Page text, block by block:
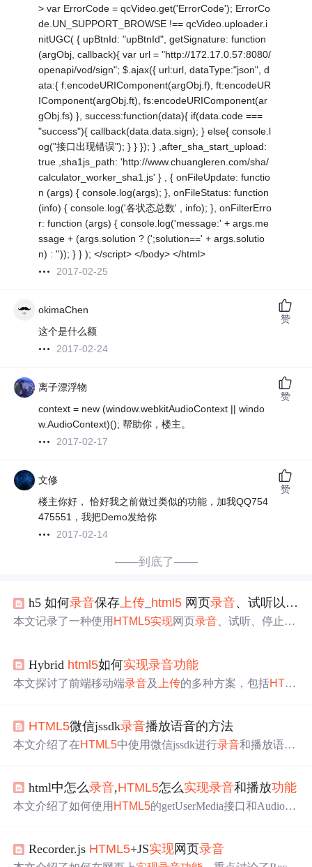
> var ErrorCode = qcVideo.get('ErrorCode'); ErrorCo
de.UN_SUPPORT_BROWSE !== qcVideo.uploader.i
nitUGC( { upBtnId: "upBtnId", getSignature: function
(argObj, callback){ var url = "http://172.17.0.57:8080/
openapi/vod/sign"; $.ajax({ url:url, dataType:"json", d
ata:{ f:encodeURIComponent(argObj.f), ft:encodeUR
IComponent(argObj.ft), fs:encodeURIComponent(ar
gObj.fs) }, success:function(data){ if(data.code ===
"success"){ callback(data.data.sign); } else{ console.l
og("接口出现错误"); } } }); } ,after_sha_start_upload:
true ,sha1js_path: 'http://www.chuangleren.com/sha/
calculator_worker_sha1.js' } , { onFileUpdate: functio
n (args) { console.log(args); }, onFileStatus: function
(info) { console.log('各状态总数' , info); }, onFilterErro
r: function (args) { console.log('message:' + args.me
ssage + (args.solution ? (';solution==' + args.solutio
n) : '')); } } ); </script> </body> </html>
2017-02-25
okimaChen
这个是什么额
2017-02-24
赞
离子漂浮物
context = new (window.webkitAudioContext || windo
w.AudioContext)(); 帮助你，楼主。
2017-02-17
赞
文修
楼主你好， 恰好我之前做过类似的功能，加我QQ754
475551，我把Demo发给你
2017-02-14
赞
——到底了——
h5 如何录音保存上传 html5 网页录音、试听以及
本文记录了一种使用 HTML5实现网页录音 、试听、停止及
服务器的方法。适合需要在网页中集成
参考。
Hybrid html5如何实现录音功能
本文探讨了前端移动端录音及 上传的多种方案，包括HTM
制，推荐使用混合应用开发框架。
HTML5微信jssdk录音播放语音的方法
本文介绍了在HTML5中使用微信jssdk进行录音和播放语音
且不能超过1分钟，否则会出现问题。前端和后端的关键代
码已给出。
html中怎么录音,HTML5怎么实现录音和播放功能
本文介绍了如何使用 HTML5的getUserMedia接口和AudioCo
节点进行声音缓存和压缩。最后，通过encodeWAV方法将
录音数据转换为WAV文件，实现录音文件的获取、播放和
Recorder.js HTML5+JS实现网页录音